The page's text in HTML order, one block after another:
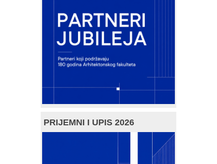
PRIJEMNI I UPIS 2026